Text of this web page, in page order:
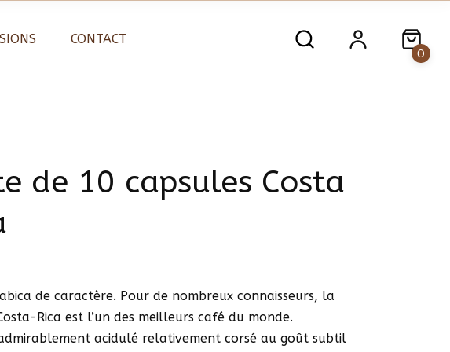
CONTACT
0
de 10 capsules Costa
de caractère. Pour de nombreux connaisseurs, la
Rica est l’un des meilleurs café du monde.
acidulé relativement corsé au goût subtil